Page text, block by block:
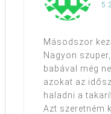
Másodszor
Nagyon
babával még
azokat az
haladni a
Azt szeretném